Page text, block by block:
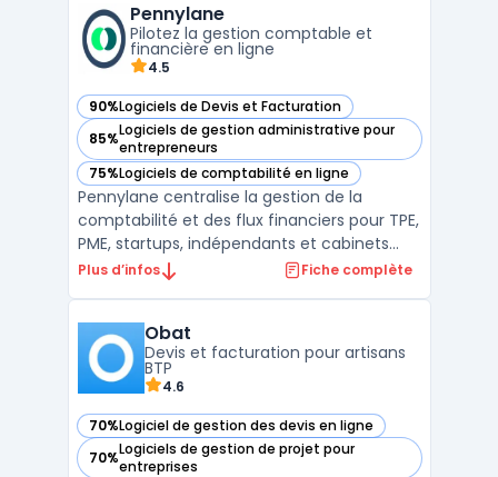
fournisseurs, la gestion des stocks, la
Pennylane
Pilotez la gestion comptable et
financière en ligne
4.5
90%Logiciels de Devis et Facturation
— voir Pennylane dans cette catégorie
85%Logiciels de gestion administrative pour
entrepreneurs
— voir Pennylane dans cette catégorie
75%Logiciels de comptabilité en ligne
— voir Pennylane dans cette catégorie
Pennylane centralise la gestion de la
comptabilité et des flux financiers pour TPE,
PME, startups, indépendants et cabinets
d’expertise comptable. La plateforme SaaS
accès collaboratifs pour clients et experts ...
Plus d’infos Fiche complète
Obat
Devis et facturation pour artisans
BTP
4.6
70%Logiciel de gestion des devis en ligne
— voir Obat dans cette catégorie
70%Logiciels de gestion de projet pour
entreprises
— voir Obat dans cette catégorie